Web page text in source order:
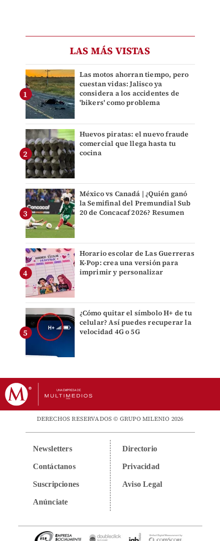
LAS MÁS VISTAS
Las motos ahorran tiempo, pero
cuestan vidas: Jalisco ya
considera a los accidentes de
'bikers' como problema
Huevos piratas: el nuevo fraude
comercial que llega hasta tu
cocina
México vs Canadá | ¿Quién ganó
la Semifinal del Premundial Sub
20 de Concacaf 2026? Resumen
Horario escolar de Las Guerreras
K-Pop: crea una versión para
imprimir y personalizar
¿Cómo quitar el símbolo H+ de tu
celular? Así puedes recuperar la
velocidad 4G o 5G
DERECHOS RESERVADOS © GRUPO MILENIO 2026
Newsletters
Contáctanos
Suscripciones
Anúnciate
Directorio
Privacidad
Aviso Legal